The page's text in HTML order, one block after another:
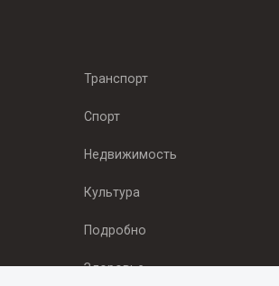
Транспорт
Спорт
Недвижимость
Культура
Подробно
Здоровье